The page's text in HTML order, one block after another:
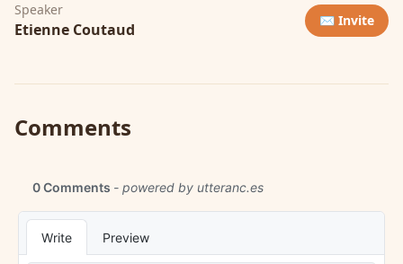
Speaker
Etienne Coutaud ✉️ Invite
Comments